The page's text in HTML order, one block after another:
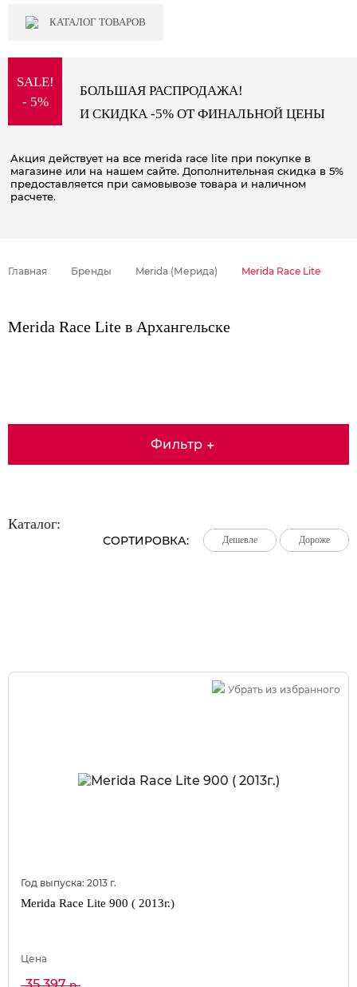
КАТАЛОГ ТОВАРОВ
SALE!
- 5%
БОЛЬШАЯ РАСПРОДАЖА!
И СКИДКА -5% ОТ ФИНАЛЬНОЙ ЦЕНЫ
Акция действует на все merida race lite при покупке в
магазине или на нашем сайте. Дополнительная скидка в 5%
предоставляется при самовывозе товара и наличном
расчете.
Главная Бренды Merida (Мерида) Merida Race Lite
Merida Race Lite в Архангельске
Фильтр +
Каталог:
СОРТИРОВКА: Дешевле
Дешевле
Дешевле Дороже
Дороже
Дороже
Убрать из избранного
Год выпуска: 2013 г.
Merida Race Lite 900 ( 2013г.)
Цена